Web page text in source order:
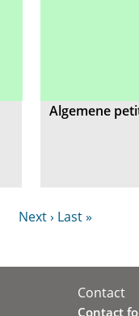
Algemene
Next › Last »
Contact
Contact